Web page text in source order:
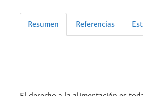
Resumen Referencias